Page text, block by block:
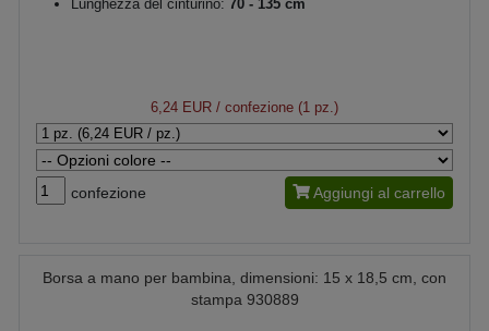
Lunghezza del cinturino: 70 - 135 cm
6,24 EUR / confezione (1 pz.)
confezione Aggiungi al carrello
Borsa a mano per bambina, dimensioni: 15 x 18,5 cm, con
stampa 930889